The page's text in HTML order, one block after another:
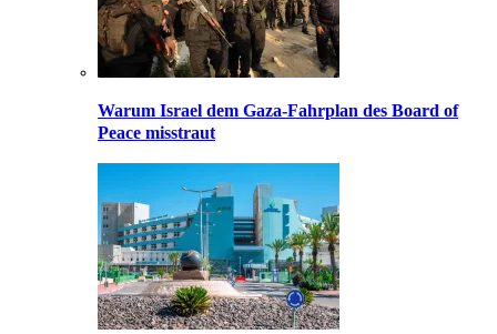
Warum Israel dem Gaza-Fahrplan des Board of
Peace misstraut